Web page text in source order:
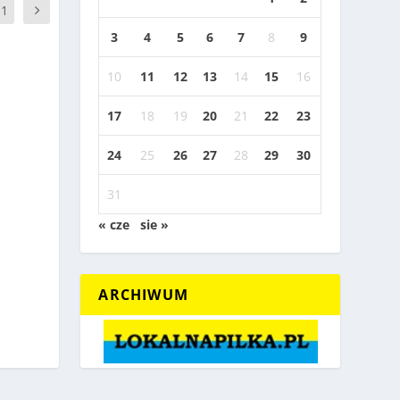
3 4 5 6 7 8 9
10 11 12 13 14 15 16
17 18 19 20 21 22 23
24 25 26 27 28 29 30
31
« cze
sie »
ARCHIWUM